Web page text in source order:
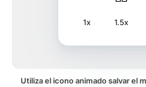
1x 1.5x
Utiliza el icono animado salvar el